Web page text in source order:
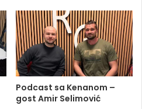
Podcast sa Kenanom –
gost Amir Selimović